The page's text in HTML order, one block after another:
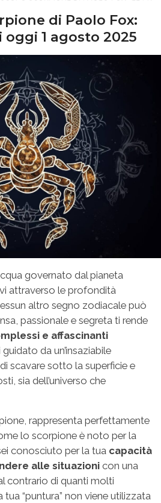
di Paolo Fox:
1 agosto 2025
governato dal pianeta
attraverso le profondità
altro segno zodiacale può
passionale e segreta ti rende
e affascinanti
da un’insaziabile
scavare sotto la superficie e
sia dell’universo che
rappresenta perfettamente
lo scorpione è noto per la
conosciuto per la tua capacità
alle situazioni con una
contrario di quanti molti
“puntura” non viene utilizzata